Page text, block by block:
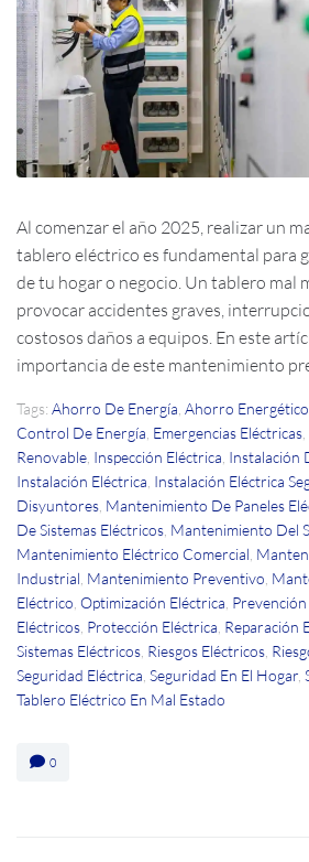
Al comenzar el año 2025, realizar un
tablero eléctrico es fundamental para
de tu hogar o negocio. Un tablero mal
provocar accidentes graves,
costosos daños a equipos. En este
importancia de este mantenimiento
Tags: Ahorro De Energía, Ahorro Energético
Control De Energía, Emergencias Eléctricas,
Renovable, Inspección Eléctrica, Instalación
Instalación Eléctrica, Instalación Eléctrica
Disyuntores, Mantenimiento De Paneles
De Sistemas Eléctricos, Mantenimiento Del
Mantenimiento Eléctrico Comercial,
Industrial, Mantenimiento Preventivo,
Eléctrico, Optimización Eléctrica,
Eléctricos, Protección Eléctrica, Reparación
Sistemas Eléctricos, Riesgos Eléctricos,
Seguridad Eléctrica, Seguridad En El Hogar,
Tablero Eléctrico En Mal Estado
0